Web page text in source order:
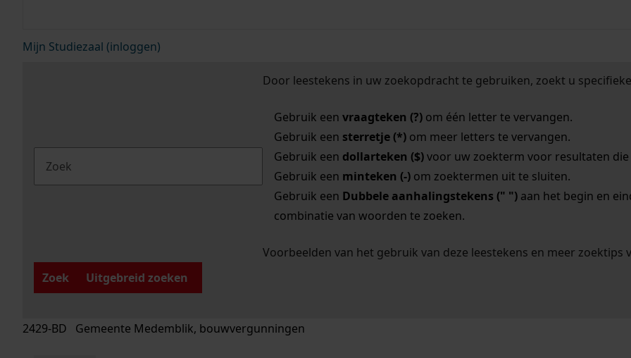
Mijn Studiezaal (inloggen)
Door leestekens in uw zoekopdracht te gebruiken, zoekt u
Gebruik een vraagteken (?)om één letter te vervangen.
Gebruik een sterretje (*)om meer letters te vervangen.
Gebruik een dollarteken ($)voor uw zoekterm voor resultaten die
Gebruik een minteken (-)om zoektermen uit te sluiten.
Gebruik een Dubbele aanhalingstekens (" ")aan het begin en
combinatie van woorden te zoeken.
Voorbeelden van het gebruik van deze leestekens en meer zoektips
Zoek
Uitgebreid zoeken
2429-BD Gemeente Medemblik, bouwvergunningen